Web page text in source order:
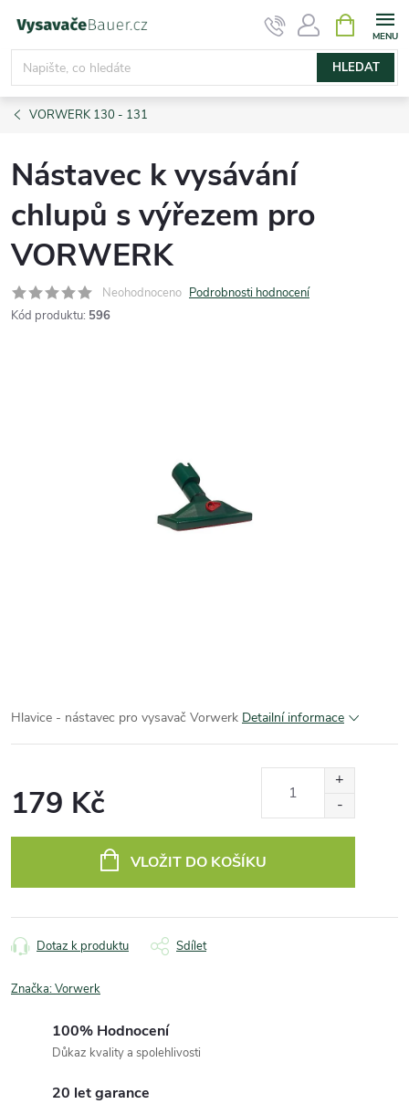
obsah
HLEDAT
NÁKUPNÍ
KOŠÍK
VORWERK 130 - 131
Nástavec k vysávání
chlupů s výřezem pro
VORWERK
Neohodnoceno Podrobnosti hodnocení
Kód produktu: 596
Hlavice - nástavec pro vysavač Vorwerk Detailní informace
179 Kč
VLOŽIT DO KOŠÍKU
Dotaz k produktu Sdílet
Značka:Vorwerk
100% Hodnocení
Důkaz kvality a spolehlivosti
20 let garance